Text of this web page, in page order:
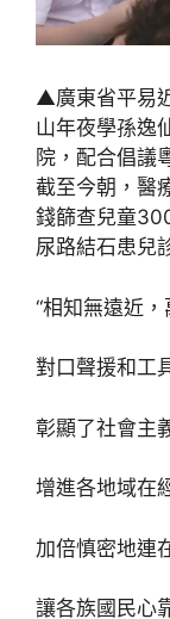
▲廣東省平易
山年夜學孫逸
院，配合倡議
截至今朝，醫
錢篩查兒童
尿路結石患兒
“相知無遠近
對口聲援和工
彰顯了社會主
增進各地域在
加倍慎密地連
讓各族國民心